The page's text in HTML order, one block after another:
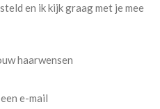
en ik kijk graag met je mee
haarwensen
e-mail